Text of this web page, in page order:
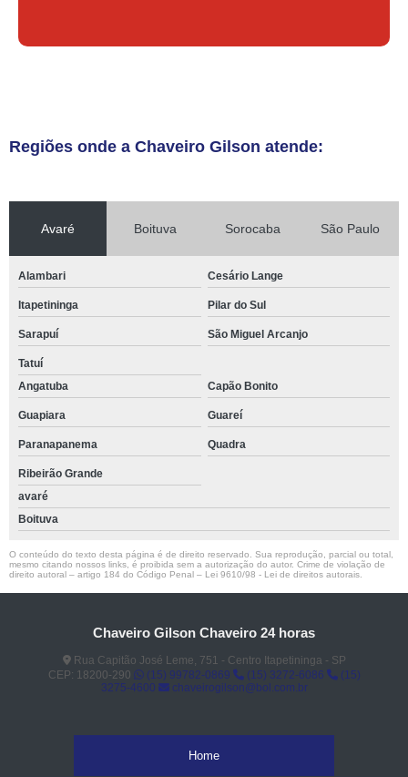
Regiões onde a Chaveiro Gilson atende:
Avaré Boituva Sorocaba São Paulo
Alambari Cesário Lange
Itapetininga Pilar do Sul
Sarapuí São Miguel Arcanjo
Tatuí
Angatuba
Capão Bonito
Guapiara Guareí
Paranapanema Quadra
Ribeirão Grande
avaré
Boituva
O conteúdo do texto desta página é de direito reservado. Sua reprodução, parcial ou total,
mesmo citando nossos links, é proibida sem a autorização do autor. Crime de violação de
direito autoral – artigo 184 do Código Penal – Lei 9610/98 - Lei de direitos autorais
Chaveiro Gilson Chaveiro 24 horas
Rua Capitão José Leme, 751 - Centro Itapetininga - SP
CEP: 18200-290
(15) 99782-0869 (15) 3272-6086
(15)
3275-4600
chaveirogilson@bol.com.br
Home